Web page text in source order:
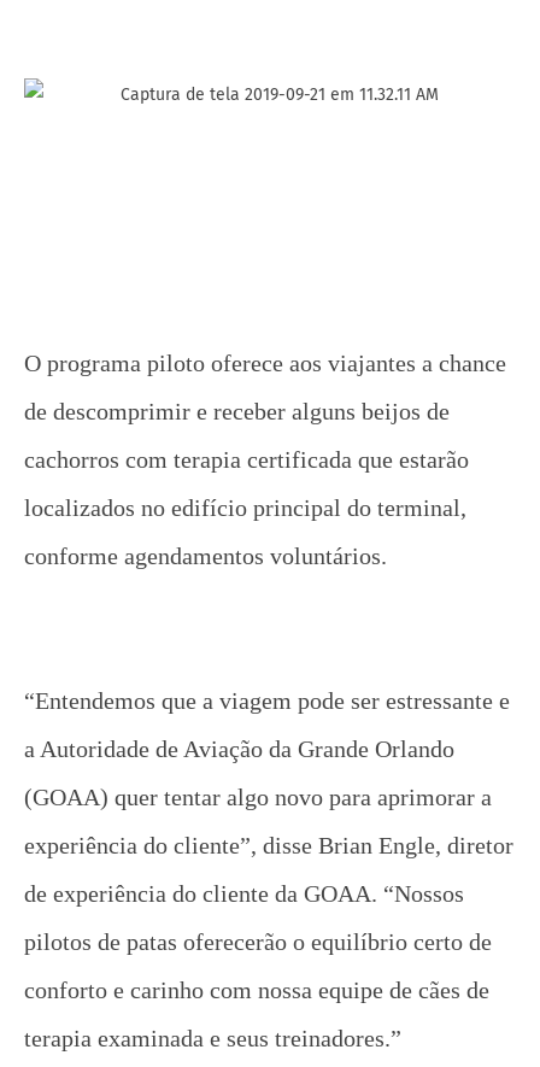
O programa piloto oferece aos viajantes a chance
de descomprimir e receber alguns beijos de
cachorros com terapia certificada que estarão
localizados no edifício principal do terminal,
conforme agendamentos voluntários.
“Entendemos que a viagem pode ser estressante e
a Autoridade de Aviação da Grande Orlando
(GOAA) quer tentar algo novo para aprimorar a
experiência do cliente”, disse Brian Engle, diretor
de experiência do cliente da GOAA. “Nossos
pilotos de patas oferecerão o equilíbrio certo de
conforto e carinho com nossa equipe de cães de
terapia examinada e seus treinadores.”